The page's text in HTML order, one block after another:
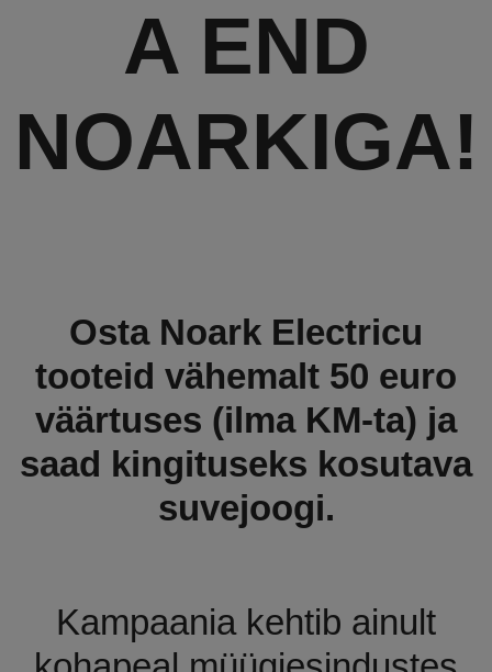
A END
NOARKIGA!
Osta Noark Electricu
tooteid vähemalt 50 euro
väärtuses (ilma KM-ta) ja
saad kingituseks kosutava
suvejoogi.
Kampaania kehtib ainult